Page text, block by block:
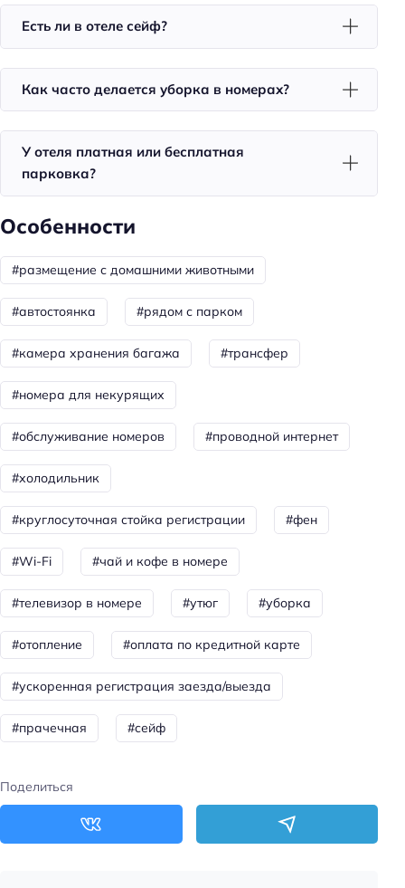
Красота и здоровье
Салон красоты
Душ
Оснащение бизнес-центра: ксерокопирование
Общая информация
Отопление
Лобби/public area
Круглосуточная регистрация
Тип гостиницы: мини-отель
Номеров: 16
Питание: завтрак (шведский стол)
Способ оплаты: оплата картой
Способ оплаты: банковским переводом
Способ оплаты: наличными
Цена номера (ночь): 2800–4200 ₽/ночь
Доступность
Пандус
доступно
Удобства для людей с ограниченными
возможностями здоровья
Доступность помещения на инвалидной коляске:
Парковка
Бесплатная
Есть ли в отеле сейф?
Как часто делается уборка в номерах?
У отеля платная или бесплатная
парковка?
Особенности
#размещение с домашними животными
#автостоянка #рядом с парком
#камера хранения багажа #трансфер
#номера для некурящих
#обслуживание номеров #проводной интернет
#холодильник
#круглосуточная стойка регистрации #фен
#Wi-Fi #чай и кофе в номере
#телевизор в номере #утюг #уборка
#отопление #оплата по кредитной карте
#ускоренная регистрация заезда/выезда
#прачечная #сейф
Поделиться